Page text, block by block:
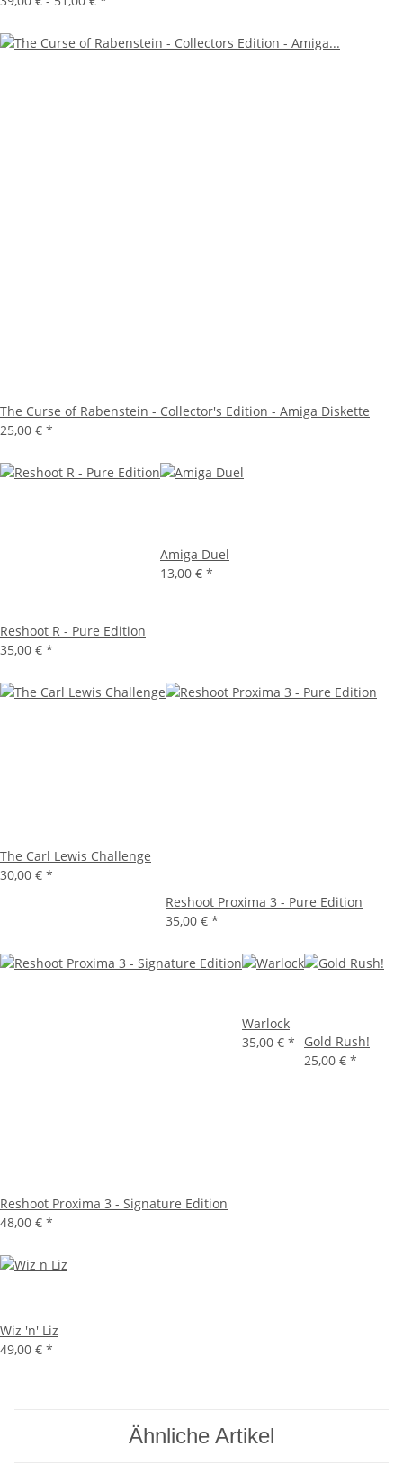
The Curse of Rabenstein - Collector's Edition - Amiga Diskette
25,00 € *
Reshoot R - Pure Edition
35,00 € *
Amiga Duel
13,00 € *
The Carl Lewis Challenge
30,00 € *
Reshoot Proxima 3 - Pure Edition
35,00 € *
Reshoot Proxima 3 - Signature Edition
48,00 € *
Warlock
35,00 € *
Gold Rush!
25,00 € *
Wiz 'n' Liz
49,00 € *
Ähnliche Artikel